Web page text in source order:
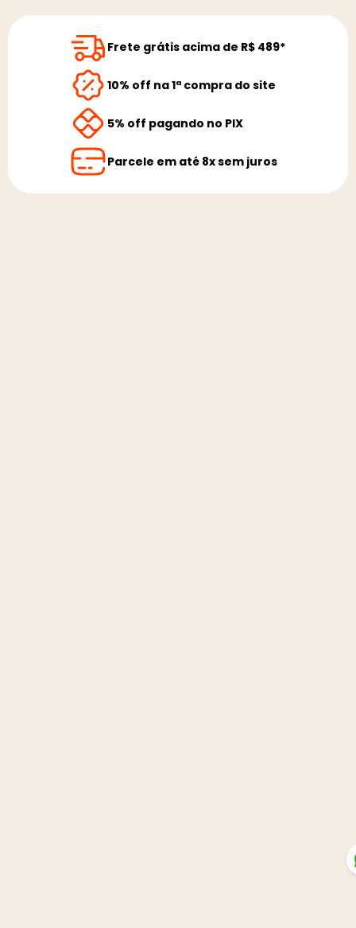
Frete grátis acima de R$ 489*
10% off na 1ª compra do site
5% off pagando no PIX
Parcele em até 8x sem juros